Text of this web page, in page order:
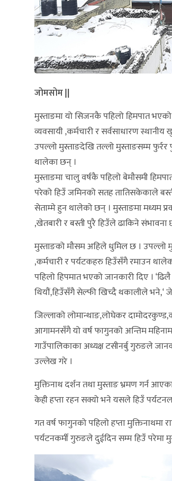
जोमसोम ||
मुस्ताङमा यो सिजनकै पहिलो हिमपात
व्यवसायी ,कर्मचारी र सर्वसाधारण
उपल्लो मुस्ताङदेखि तल्लो मुस्ताङसम्म फुर्रर
थालेका छन् ।
मुस्ताङमा चालु वर्षकै पहिलो बेमौसमी
परेको हिउँ जमिनको सतह तातिसकेकाले
सेताम्मे हुन थालेको छन् । मुस्ताङमा मध्यम
,खेतबारी र बस्ती पुरै हिउँले ढाकिने संभावना
मुस्ताङको मौसम अहिले धुमिल छ । उपल्लो
,कर्मचारी र पर्यटकहरु हिउँसँगै रमाउन
पहिलो हिपमात भएको जानकारी दिए ।
थियौं,हिउँसँगै सेल्फी खिच्दै थकालीले
जिल्लाको लोमान्थाङ,लोघेकर
आगामनसँगै यो वर्ष फागुनको अन्तिम
गाउँपालिकाका अध्यक्ष टसीनर्बु गुरुङले
उल्लेख गरे ।
मुक्तिनाथ दर्शन तथा मुस्ताङ भ्रमण गर्न
केही हप्ता रहन सक्यो भने यसले हिउँ
गत वर्ष फागुनको पहिलो हप्ता मुक्तिनाथमा
पर्यटनकर्मी गुरुङले दुईदिन सम्म हिउँ परेमा